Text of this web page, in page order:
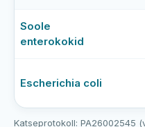
Keskranna
viimase
mõõtmistulemused
Soole
enterokokid
Escherichia coli
Katseprotokoll: PA26002545